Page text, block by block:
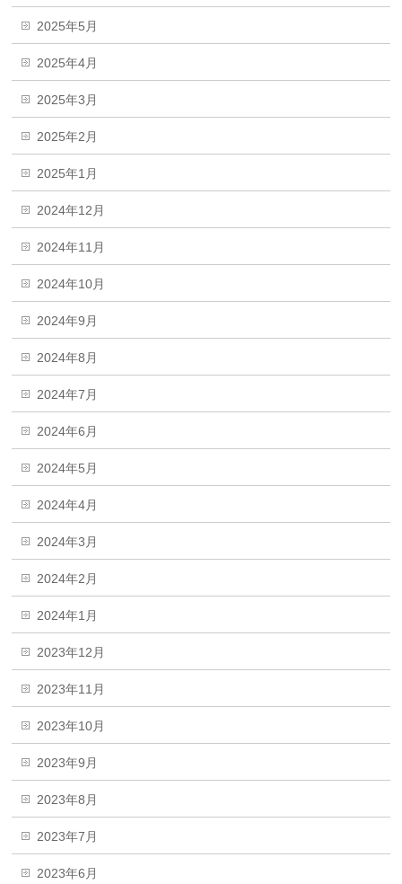
2025年5月
2025年4月
2025年3月
2025年2月
2025年1月
2024年12月
2024年11月
2024年10月
2024年9月
2024年8月
2024年7月
2024年6月
2024年5月
2024年4月
2024年3月
2024年2月
2024年1月
2023年12月
2023年11月
2023年10月
2023年9月
2023年8月
2023年7月
2023年6月